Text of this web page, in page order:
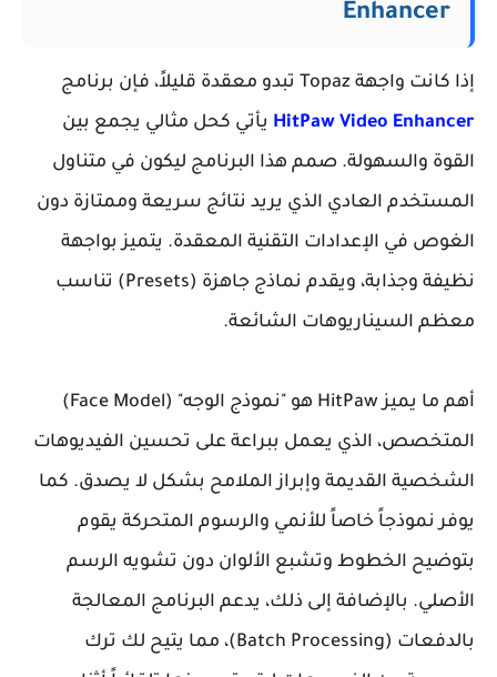
Enhancer
إذا كانت واجهة Topaz تبدو معقدة قليلاً، فإن برنامج
HitPaw Video Enhancer يأتي كحل مثالي يجمع بين
القوة والسهولة. صمم هذا البرنامج ليكون في متناول
المستخدم العادي الذي يريد نتائج سريعة وممتازة دون
الغوص في الإعدادات التقنية المعقدة. يتميز بواجهة
نظيفة وجذابة، ويقدم نماذج جاهزة (Presets) تناسب
معظم السيناريوهات الشائعة.
أهم ما يميز HitPaw هو "نموذج الوجه" (Face Model)
المتخصص، الذي يعمل ببراعة على تحسين الفيديوهات
الشخصية القديمة وإبراز الملامح بشكل لا يصدق. كما
يوفر نموذجاً خاصاً للأنمي والرسوم المتحركة يقوم
بتوضيح الخطوط وتشبع الألوان دون تشويه الرسم
الأصلي. بالإضافة إلى ذلك، يدعم البرنامج المعالجة
بالدفعات (Batch Processing)، مما يتيح لك ترك